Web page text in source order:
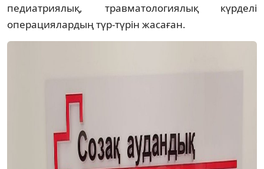
педиатриялық, травматологиялық күрделі
операциялардың түр-түрін жасаған.